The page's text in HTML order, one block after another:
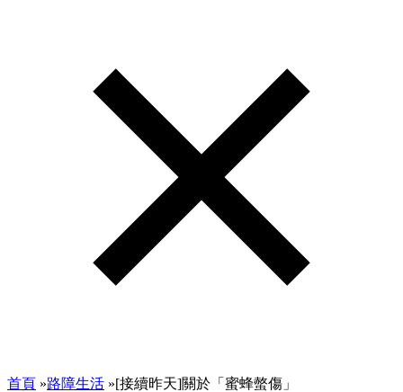
首頁 »路障生活 »[接續昨天]關於「蜜蜂螫傷」